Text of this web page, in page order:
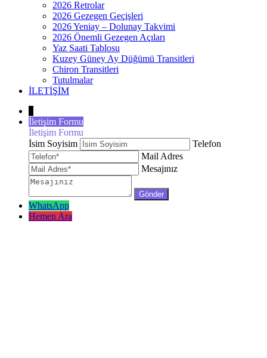
2026 Retrolar
2026 Gezegen Geçişleri
2026 Yeniay – Dolunay Takvimi
2026 Önemli Gezegen Açıları
Yaz Saati Tablosu
Kuzey Güney Ay Düğümü Transitleri
Chiron Transitleri
Tutulmalar
İLETİŞİM
İletişim Formu
İletişim Formu
İsim Soyisim
Telefon
Mail Adres
Mesajınız
WhatsApp
Hemen Ara